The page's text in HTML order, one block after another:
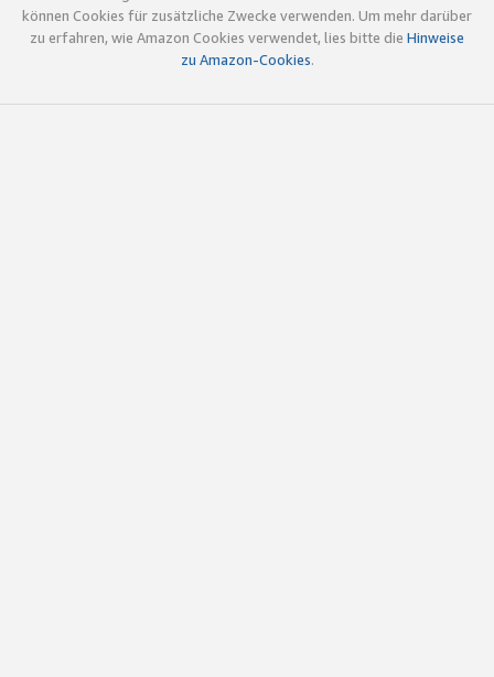
können Cookies für zusätzliche Zwecke verwenden. Um mehr darüber
zu erfahren, wie Amazon Cookies verwendet, lies bitte die Hinweise
zu Amazon-Cookies.